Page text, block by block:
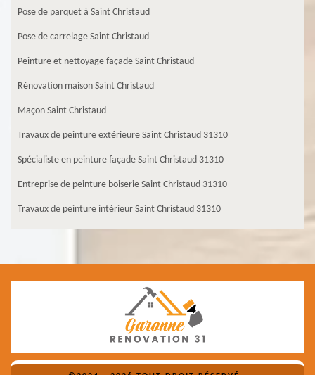
Pose de parquet à Saint Christaud
Pose de carrelage Saint Christaud
Peinture et nettoyage façade Saint Christaud
Rénovation maison Saint Christaud
Maçon Saint Christaud
Travaux de peinture extérieure Saint Christaud 31310
Spécialiste en peinture façade Saint Christaud 31310
Entreprise de peinture boiserie Saint Christaud 31310
Travaux de peinture intérieur Saint Christaud 31310